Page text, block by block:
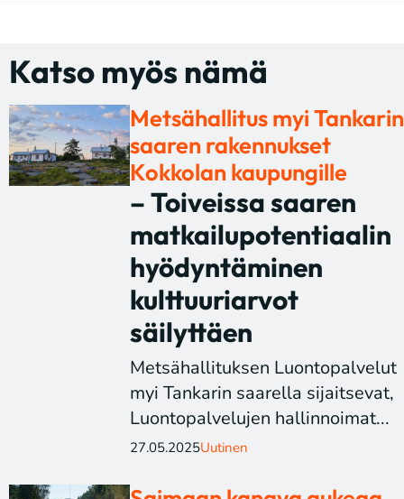
Katso myös nämä
Metsähallitus myi Tankarin
saaren rakennukset
Kokkolan kaupungille
– Toiveissa saaren
matkailupotentiaalin
hyödyntäminen
kulttuuriarvot
säilyttäen
Metsähallituksen Luontopalvelut
myi Tankarin saarella sijaitsevat,
Luontopalvelujen hallinnoimat...
27.05.2025Uutinen